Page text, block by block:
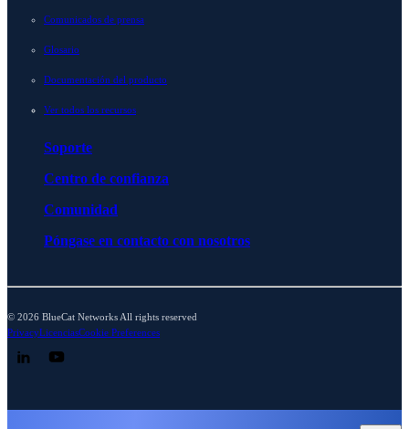
Comunicados de prensa
Glosario
Documentación del producto
Ver todos los recursos
Soporte
Centro de confianza
Comunidad
Póngase en contacto con nosotros
© 2026 BlueCat Networks All rights reserved
PrivacyLicenciasCookie Preferences
Follow us on LinkedIn
Follow us on YouTube